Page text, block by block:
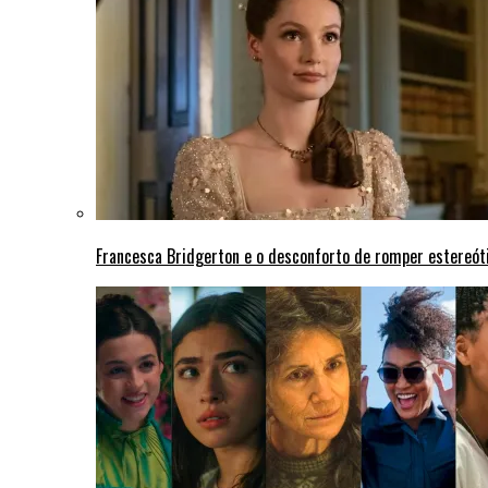
Francesca Bridgerton e o desconforto de romper